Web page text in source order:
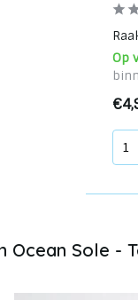
Op
Ocean Sole -